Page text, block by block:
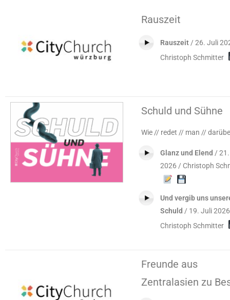
Rauszeit
Rauszeit / 26. Juli
Christoph Schmitter
Schuld und Sühne
Wie // redet // man //
Glanz und Elend /
2026 / Christoph
Und vergib uns
Schuld / 19. Juli
Christoph Schmitter
Freunde aus
Zentralasien zu